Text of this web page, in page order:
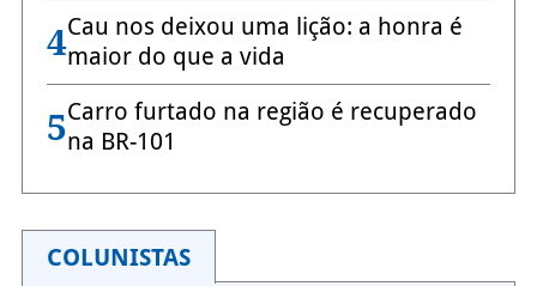
4Cau nos deixou uma lição: a honra é
maior do que a vida
5Carro furtado na região é recuperado
na BR-101
COLUNISTAS